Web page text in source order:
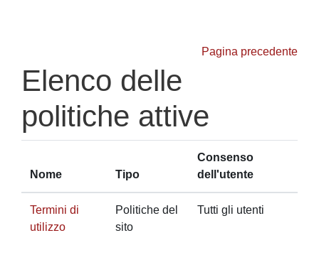
Pagina precedente
Elenco delle
politiche attive
Nome Tipo
Consenso
dell'utente
Termini di
utilizzo
Politiche del
sito
Tutti gli utenti